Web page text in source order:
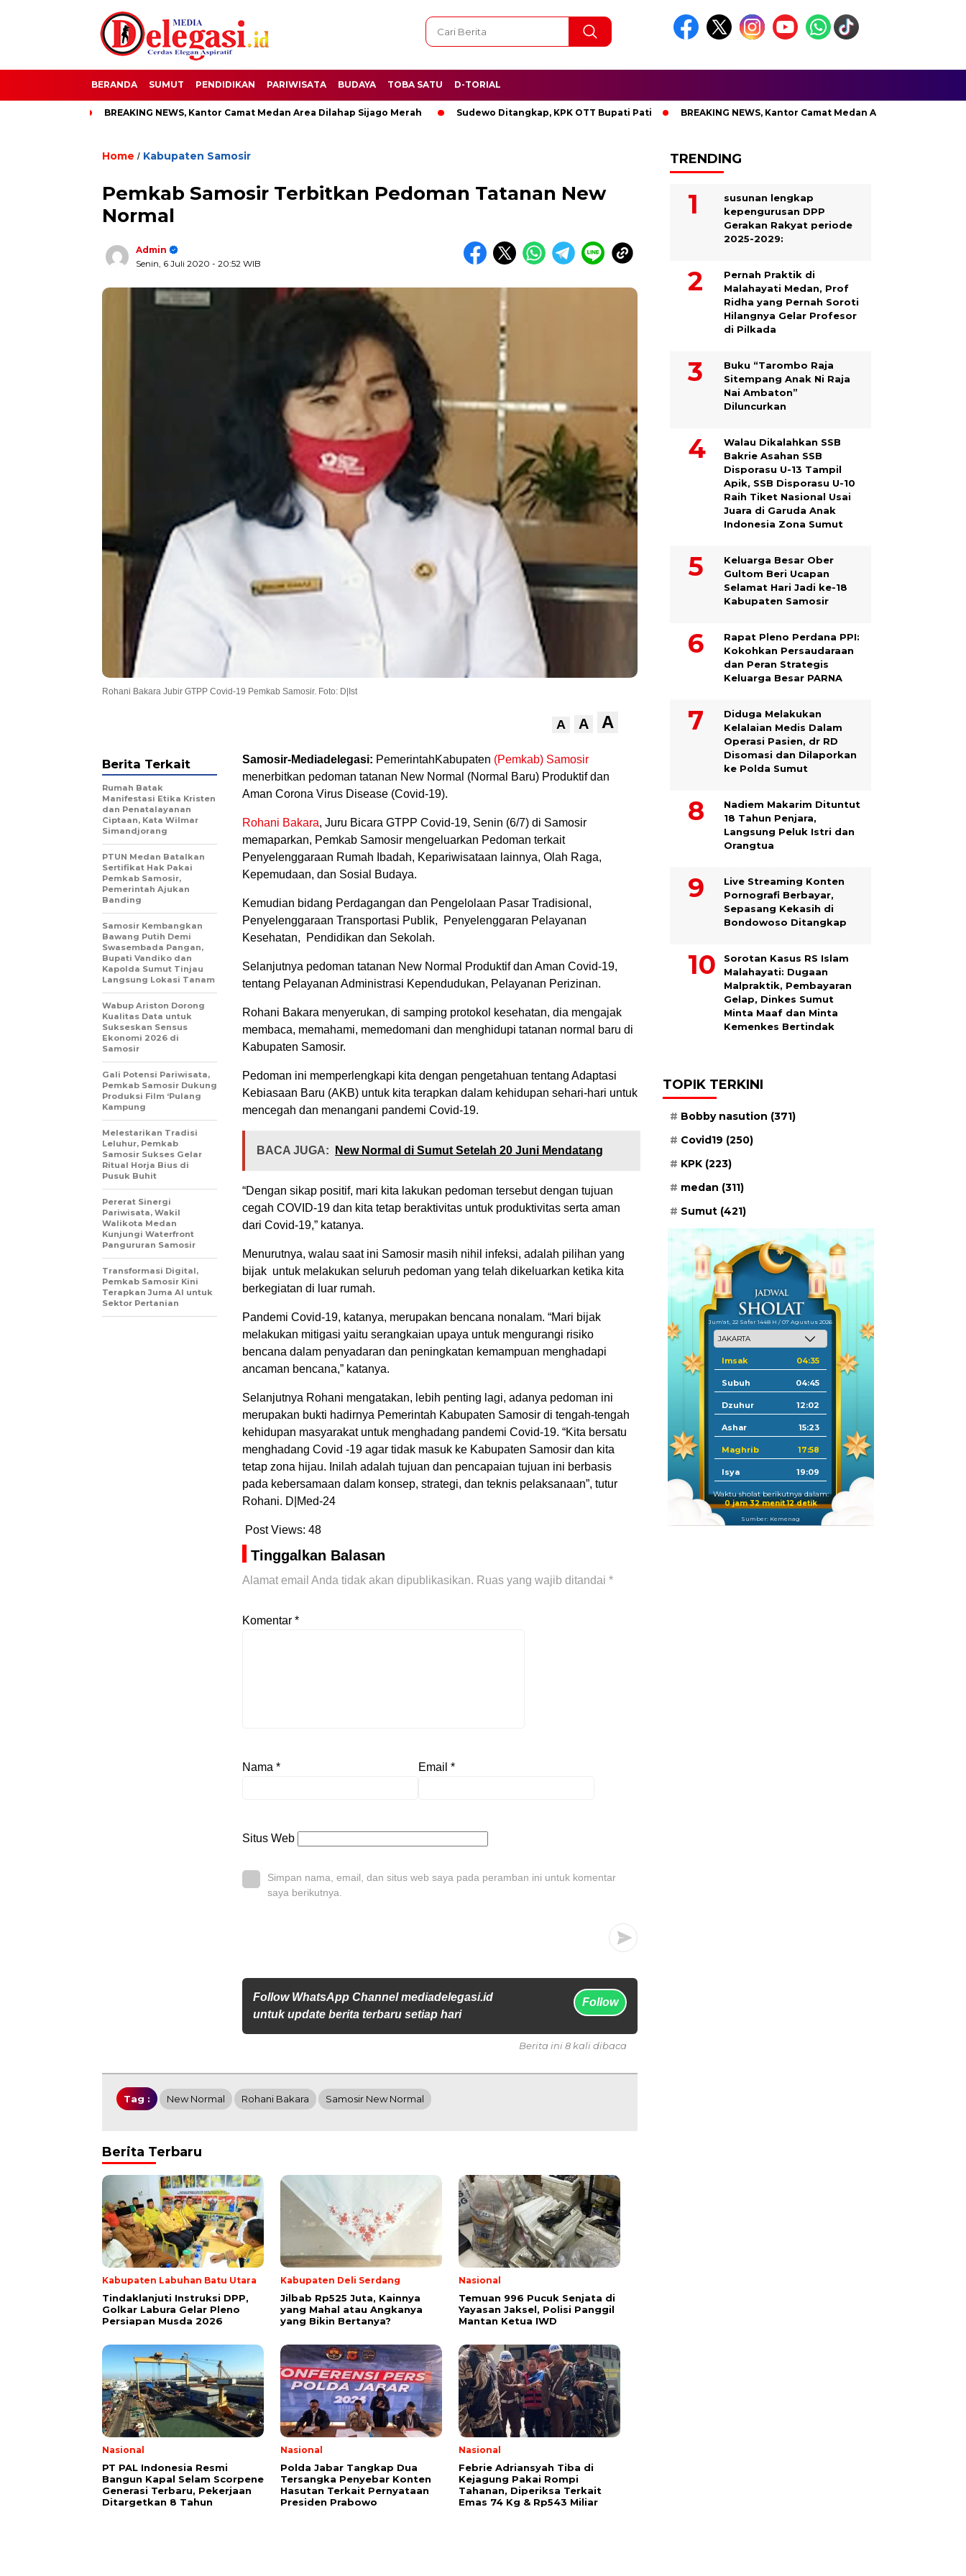
BERANDA SUMUT PENDIDIKAN PARIWISATA BUDAYA TOBA SATU D-TORIAL
BREAKING NEWS, Kantor Camat Medan Area Dilahap Sijago Merah Sudewo Ditangkap, KPK OTT Bupati Pati BREAKING NEWS, Kantor Camat Medan Area Dilahap Sijago Merah
Home / Kabupaten Samosir
Pemkab Samosir Terbitkan Pedoman Tatanan New
Normal
Admin
Senin, 6 Juli 2020 - 20:52 WIB
Rohani Bakara Jubir GTPP Covid-19 Pemkab Samosir. Foto: D|Ist
A A A
Samosir-Mediadelegasi: PemerintahKabupaten (Pemkab) Samosir
menerbitkan pedoman tatanan New Normal (Normal Baru) Produktif dan
Aman Corona Virus Disease (Covid-19).
Rohani Bakara, Juru Bicara GTPP Covid-19, Senin (6/7) di Samosir
memaparkan, Pemkab Samosir mengeluarkan Pedoman terkait
Penyelenggaraan Rumah Ibadah, Kepariwisataan lainnya, Olah Raga,
Kepemudaan, dan Sosial Budaya.
Kemudian bidang Perdagangan dan Pengelolaan Pasar Tradisional,
Penyelenggaraan Transportasi Publik, Penyelenggaran Pelayanan
Kesehatan, Pendidikan dan Sekolah.
Selanjutnya pedoman tatanan New Normal Produktif dan Aman Covid-19,
tentang Pelayanan Administrasi Kependudukan, Pelayanan Perizinan.
Rohani Bakara menyerukan, di samping protokol kesehatan, dia mengajak
membaca, memahami, memedomani dan menghidupi tatanan normal baru di
Kabupaten Samosir.
Pedoman ini memperlengkapi kita dengan pengetahuan tentang Adaptasi
Kebiasaan Baru (AKB) untuk kita terapkan dalam kehidupan sehari-hari untuk
mencegah dan menangani pandemi Covid-19.
BACA JUGA: New Normal di Sumut Setelah 20 Juni Mendatang
“Dengan sikap positif, mari kita lakukan pedoman tersebut dengan tujuan
cegah COVID-19 dan kita tetap beraktivitas untuk produktivitas serta aman
dari Covid-19,” katanya.
Menurutnya, walau saat ini Samosir masih nihil infeksi, adalah pilihan yang
bijak untuk melakukan seluruh pedoman yang telah dikeluarkan ketika kita
berkegiatan di luar rumah.
Pandemi Covid-19, katanya, merupakan bencana nonalam. “Mari bijak
melakukan mitigasi yaitu serangkaian upaya untuk mengurangi risiko
bencana dalam penyadaran dan peningkatan kemampuan menghadapi
ancaman bencana,” katanya.
Selanjutnya Rohani mengatakan, lebih penting lagi, adanya pedoman ini
merupakan bukti hadirnya Pemerintah Kabupaten Samosir di tengah-tengah
kehidupan masyarakat untuk menghadang pandemi Covid-19. “Kita bersatu
menghadang Covid -19 agar tidak masuk ke Kabupaten Samosir dan kita
tetap zona hijau. Inilah adalah tujuan dan pencapaian tujuan ini berbasis
pada kebersamaan dalam konsep, strategi, dan teknis pelaksanaan”, tutur
Rohani. D|Med-24
Post Views: 48
Tinggalkan Balasan
Alamat email Anda tidak akan dipublikasikan. Ruas yang wajib ditandai *
Komentar *
Nama * Email *
Situs Web
Simpan nama, email, dan situs web saya pada peramban ini untuk komentar
saya berikutnya.
Follow WhatsApp Channel mediadelegasi.id
untuk update berita terbaru setiap hari
Follow
Berita Terkait
Rumah Batak
Manifestasi Etika Kristen
dan Penatalayanan
Ciptaan, Kata Wilmar
Simandjorang
PTUN Medan Batalkan
Sertifikat Hak Pakai
Pemkab Samosir,
Pemerintah Ajukan
Banding
Samosir Kembangkan
Bawang Putih Demi
Swasembada Pangan,
Bupati Vandiko dan
Kapolda Sumut Tinjau
Langsung Lokasi Tanam
​Wabup Ariston Dorong
Kualitas Data untuk
Sukseskan Sensus
Ekonomi 2026 di
Samosir
Gali Potensi Pariwisata,
Pemkab Samosir Dukung
Produksi Film ‘Pulang
Kampung
Melestarikan Tradisi
Leluhur, Pemkab
Samosir Sukses Gelar
Ritual Horja Bius di
Pusuk Buhit
Pererat Sinergi
Pariwisata, Wakil
Walikota Medan
Kunjungi Waterfront
Pangururan Samosir
Transformasi Digital,
Pemkab Samosir Kini
Terapkan Juma AI untuk
Sektor Pertanian
Berita ini 8 kali dibaca
Tag : New Normal Rohani Bakara Samosir New Normal
Berita Terbaru
Kabupaten Labuhan Batu Utara
Tindaklanjuti Instruksi DPP,
Golkar Labura Gelar Pleno
Persiapan Musda 2026
Kabupaten Deli Serdang
Jilbab Rp525 Juta, Kainnya
yang Mahal atau Angkanya
yang Bikin Bertanya?
Nasional
Temuan 996 Pucuk Senjata di
Yayasan Jaksel, Polisi Panggil
Mantan Ketua IWD
Nasional
PT PAL Indonesia Resmi
Bangun Kapal Selam Scorpene
Generasi Terbaru, Pekerjaan
Ditargetkan 8 Tahun
Nasional
Polda Jabar Tangkap Dua
Tersangka Penyebar Konten
Hasutan Terkait Pernyataan
Presiden Prabowo
Nasional
Febrie Adriansyah Tiba di
Kejagung Pakai Rompi
Tahanan, Diperiksa Terkait
Emas 74 Kg & Rp543 Miliar
TRENDING
susunan lengkap
kepengurusan DPP
Gerakan Rakyat periode
2025-2029:
Pernah Praktik di
Malahayati Medan, Prof
Ridha yang Pernah Soroti
Hilangnya Gelar Profesor
di Pilkada
Buku “Tarombo Raja
Sitempang Anak Ni Raja
Nai Ambaton”
Diluncurkan
Walau Dikalahkan SSB
Bakrie Asahan SSB
Disporasu U-13 Tampil
Apik, SSB Disporasu U-10
Raih Tiket Nasional Usai
Juara di Garuda Anak
Indonesia Zona Sumut
Keluarga Besar Ober
Gultom Beri Ucapan
Selamat Hari Jadi ke-18
Kabupaten Samosir
Rapat Pleno Perdana PPI:
Kokohkan Persaudaraan
dan Peran Strategis
Keluarga Besar PARNA
Diduga Melakukan
Kelalaian Medis Dalam
Operasi Pasien, dr RD
Disomasi dan Dilaporkan
ke Polda Sumut
​Nadiem Makarim Dituntut
18 Tahun Penjara,
Langsung Peluk Istri dan
Orangtua
Live Streaming Konten
Pornografi Berbayar,
Sepasang Kekasih di
Bondowoso Ditangkap
Sorotan Kasus RS Islam
Malahayati: Dugaan
Malpraktik, Pembayaran
Gelap, Dinkes Sumut
Minta Maaf dan Minta
Kemenkes Bertindak
TOPIK TERKINI
Bobby nasution (371)
Covid19 (250)
KPK (223)
medan (311)
Sumut (421)
Jum'at, 22 Safar 1448 H / 07 Agustus 2026
Imsak 04:35
Subuh 04:45
Dzuhur 12:02
Ashar 15:23
Maghrib 17:58
Isya 19:09
Waktu sholat berikutnya dalam:
0 jam 32 menit 11 detik
Sumber: Kemenag